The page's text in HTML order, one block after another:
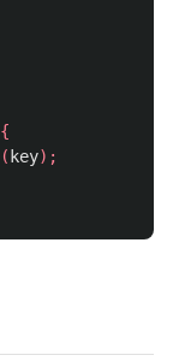
{
( key);